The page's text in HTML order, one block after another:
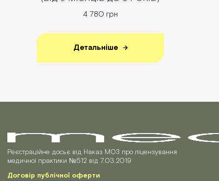
4 780 грн
Детальніше
Реєстраційне досьє від Наказ МОЗ про ліцензування
медичної практики №512 від 7.03.2019
Договір публічної оферти